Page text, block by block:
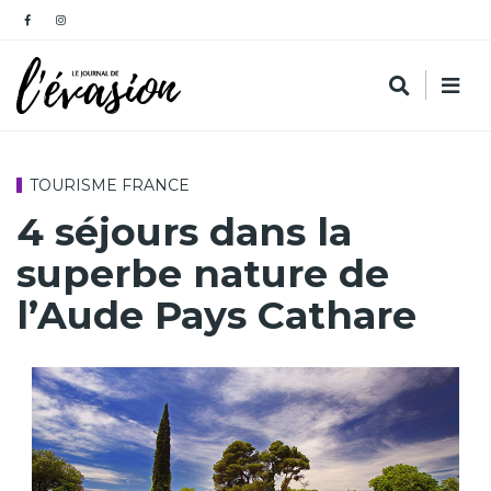
TOURISME FRANCE
4 séjours dans la
superbe nature de
l’Aude Pays Cathare